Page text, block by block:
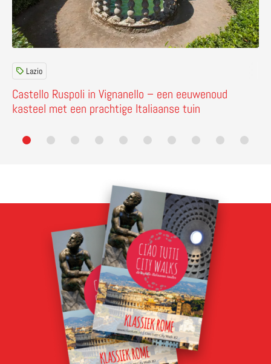
Castello Ruspoli in Vignanello – een eeuwenoud
kasteel met een prachtige Italiaanse tuin
Lazio